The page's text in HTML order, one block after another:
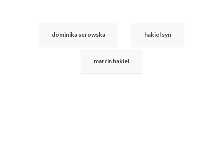
dominika serowska hakiel syn
marcin hakiel